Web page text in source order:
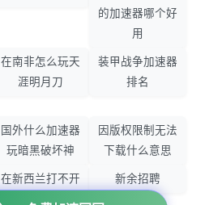
的加速器哪个好
用
在南非怎么玩天
涯明月刀
装甲战争加速器
排名
国外什么加速器
玩暗黑破坏神
因版权限制无法
下载什么意思
在新西兰打不开
大智慧怎么办
新余招聘